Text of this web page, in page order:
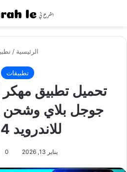
الرئيسية /
تطبيقات
تحميل تطبيق
جوجل بلاي وشحن
للاندرويد 2024
يناير 13, 2026 0